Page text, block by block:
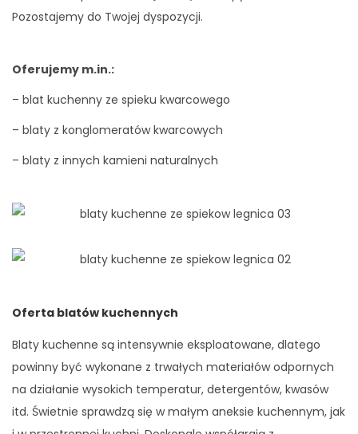
Pozostajemy do Twojej dyspozycji.
Oferujemy m.in.:
– blat kuchenny ze spieku kwarcowego
– blaty z konglomeratów kwarcowych
– blaty z innych kamieni naturalnych
Oferta blatów kuchennych
Blaty kuchenne są intensywnie eksploatowane, dlatego
powinny być wykonane z trwałych materiałów odpornych
na działanie wysokich temperatur, detergentów, kwasów
itd. Świetnie sprawdzą się w małym aneksie kuchennym, jak